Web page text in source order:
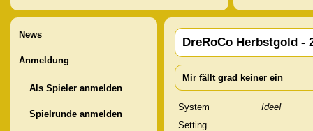
News
Anmeldung
Als Spieler anmelden
Spielrunde anmelden
DreRoCo Herbstgold -
Mir fällt grad keiner ein
System
Idee!
Setting